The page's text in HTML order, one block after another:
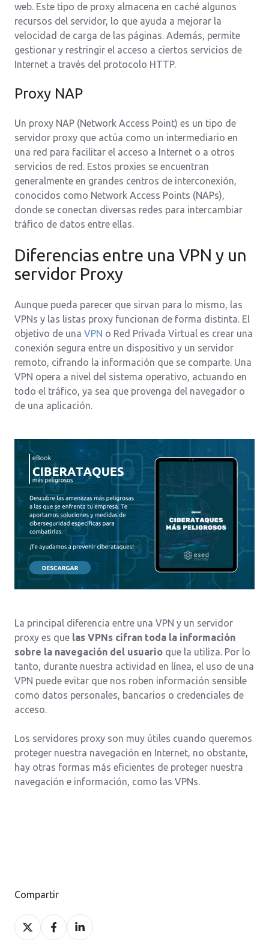
web. Este tipo de proxy almacena en caché algunos
recursos del servidor, lo que ayuda a mejorar la
velocidad de carga de las páginas. Además, permite
gestionar y restringir el acceso a ciertos servicios de
Internet a través del protocolo HTTP.
Proxy NAP
Un proxy NAP (Network Access Point) es un tipo de
servidor proxy que actúa como un intermediario en
una red para facilitar el acceso a Internet o a otros
servicios de red. Estos proxies se encuentran
generalmente en grandes centros de interconexión,
conocidos como Network Access Points (NAPs),
donde se conectan diversas redes para intercambiar
tráfico de datos entre ellas.
Diferencias entre una VPN y un
servidor Proxy
Aunque pueda parecer que sirvan para lo mismo, las
VPNs y las listas proxy funcionan de forma distinta. El
objetivo de una VPN o Red Privada Virtual es crear una
conexión segura entre un dispositivo y un servidor
remoto, cifrando la información que se comparte. Una
VPN opera a nivel del sistema operativo, actuando en
todo el tráfico, ya sea que provenga del navegador o
de una aplicación.
La principal diferencia entre una VPN y un servidor
proxy es que las VPNs cifran toda la información
sobre la navegación del usuario que la utiliza. Por lo
tanto, durante nuestra actividad en línea, el uso de una
VPN puede evitar que nos roben información sensible
como datos personales, bancarios o credenciales de
acceso.
Los servidores proxy son muy útiles cuando queremos
proteger nuestra navegación en Internet, no obstante,
hay otras formas más eficientes de proteger nuestra
navegación e información, como las VPNs.
Compartir
Compartir
en
Compartir
en
Compartir
en